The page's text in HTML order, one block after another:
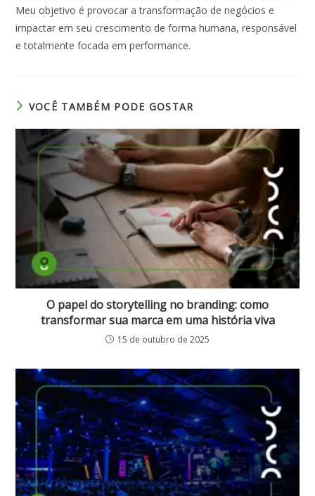
Meu objetivo é provocar a transformação de negócios e
impactar em seu crescimento de forma humana, responsável
e totalmente focada em performance.
VOCÊ TAMBÉM PODE GOSTAR
O papel do storytelling no branding: como
transformar sua marca em uma história viva
15 de outubro de 2025